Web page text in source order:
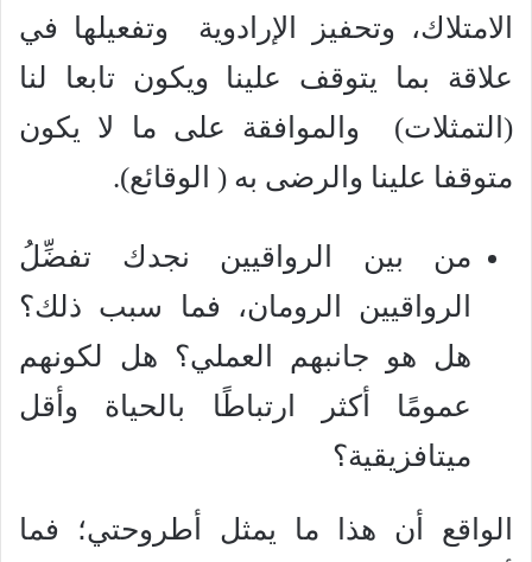
الامتلاك، وتحفيز الإرادوية وتفعيلها في
علاقة بما يتوقف علينا ويكون تابعا لنا
(التمثلات) والموافقة على ما لا يكون
متوقفا علينا والرضى به ( الوقائع).
من بين الرواقيين نجدك تفضِّلُ
الرواقيين الرومان، فما سبب ذلك؟
هل هو جانبهم العملي؟ هل لكونهم
عمومًا أكثر ارتباطًا بالحياة وأقل
ميتافزيقية؟
الواقع أن هذا ما يمثل أطروحتي؛ فما